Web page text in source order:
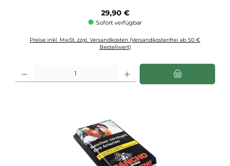
Regulärer Preis:
29,90 €
Sofort verfügbar
Preise inkl. MwSt. zzgl. Versandkosten (Versandkostenfrei ab 50 €
Bestellwert)